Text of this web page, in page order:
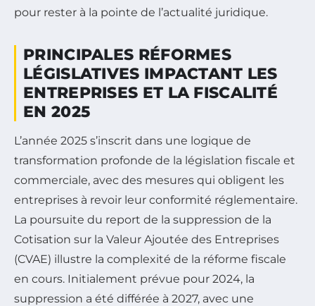
pour rester à la pointe de l’actualité juridique.
PRINCIPALES RÉFORMES
LÉGISLATIVES IMPACTANT LES
ENTREPRISES ET LA FISCALITÉ
EN 2025
L’année 2025 s’inscrit dans une logique de
transformation profonde de la législation fiscale et
commerciale, avec des mesures qui obligent les
entreprises à revoir leur conformité réglementaire.
La poursuite du report de la suppression de la
Cotisation sur la Valeur Ajoutée des Entreprises
(CVAE) illustre la complexité de la réforme fiscale
en cours. Initialement prévue pour 2024, la
suppression a été différée à 2027, avec une